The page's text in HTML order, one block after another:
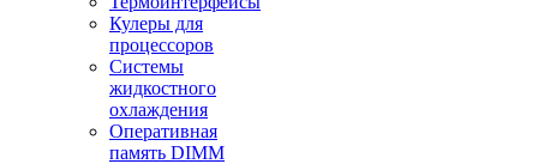
Кулеры для
процессоров
Системы
жидкостного
охлаждения
Оперативная
память DIMM